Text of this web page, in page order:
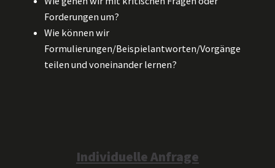
Forderungen um?
Wie können wir
Formulierungen/Beispielantworten/Vorgänge
teilen und voneinander lernen?
Individuelle Anfrage